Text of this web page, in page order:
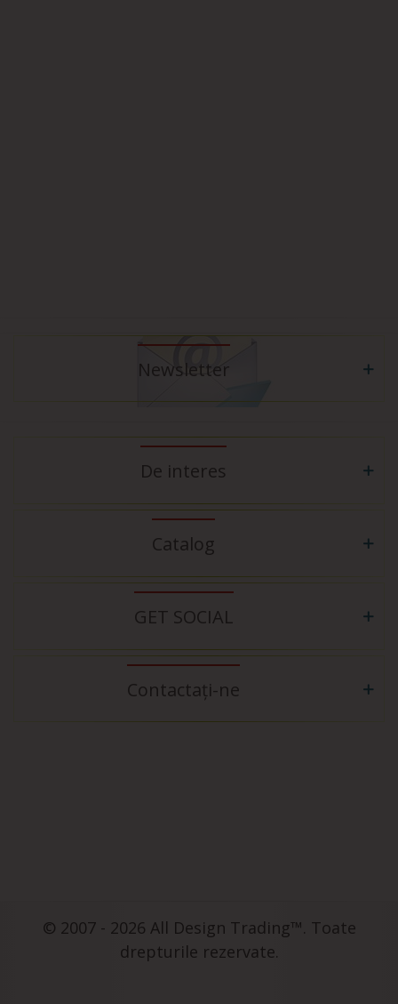
Newsletter
De interes
Catalog
GET SOCIAL
Contactați-ne
© 2007 - 2026 All Design Trading™. Toate
drepturile rezervate.